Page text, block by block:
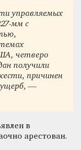
управляемых
мм с
четверо
получили
причинен
ущерб, —
в
арестован.